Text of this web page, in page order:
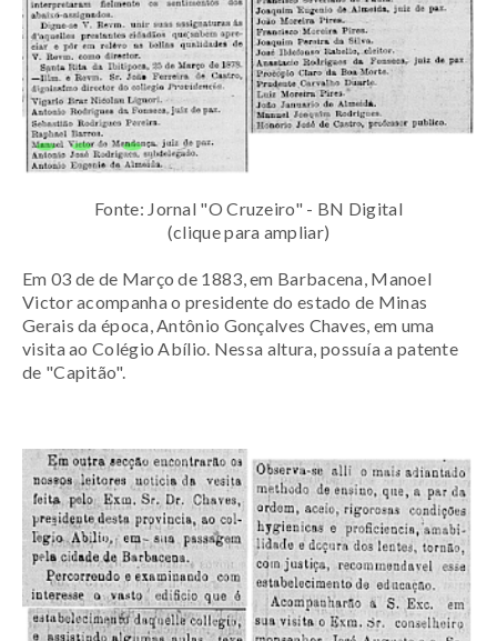
Fonte: Jornal "O Cruzeiro" - BN Digital
(clique para ampliar)
Em 03 de de Março de 1883, em Barbacena, Manoel
Victor acompanha o presidente do estado de Minas
Gerais da época, Antônio Gonçalves Chaves, em uma
visita ao Colégio Abílio. Nessa altura, possuía a patente
de "Capitão".